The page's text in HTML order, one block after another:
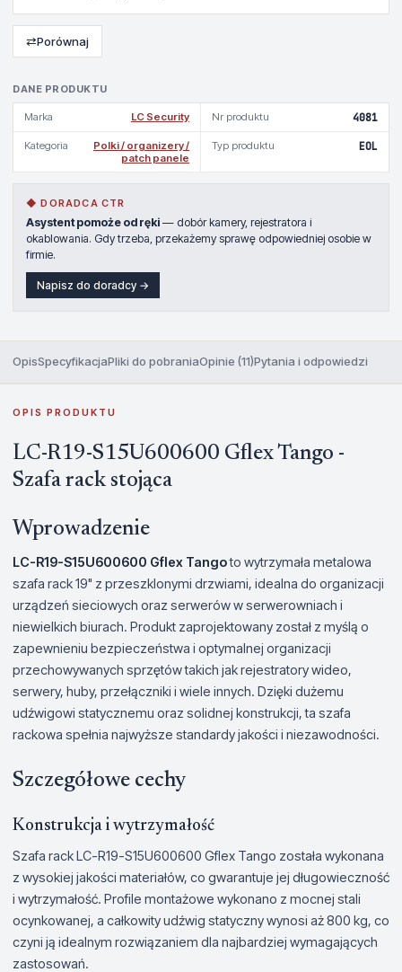
DANE PRODUKTU
Marka LC Security Nr produktu 4081
Kategoria
Polki / organizery /
patch panele
Typ produktu EOL
◆ DORADCA CTR
Asystent pomoże od ręki — dobór kamery, rejestratora i
okablowania. Gdy trzeba, przekażemy sprawę odpowiedniej osobie w
firmie.
Napisz do doradcy →
⇄Porównaj
OpisSpecyfikacjaPliki do pobraniaOpinie (11)Pytania i odpowiedzi
OPIS PRODUKTU
LC-R19-S15U600600 Gflex Tango -
Szafa rack stojąca
Wprowadzenie
LC-R19-S15U600600 Gflex Tangoto wytrzymała metalowa
szafa rack 19" z przeszklonymi drzwiami, idealna do organizacji
urządzeń sieciowych oraz serwerów w serwerowniach i
niewielkich biurach. Produkt zaprojektowany został z myślą o
zapewnieniu bezpieczeństwa i optymalnej organizacji
przechowywanych sprzętów takich jak rejestratory wideo,
serwery, huby, przełączniki i wiele innych. Dzięki dużemu
udźwigowi statycznemu oraz solidnej konstrukcji, ta szafa
rackowa spełnia najwyższe standardy jakości i niezawodności.
Szczegółowe cechy
Konstrukcja i wytrzymałość
Szafa rack LC-R19-S15U600600 Gflex Tango została wykonana
z wysokiej jakości materiałów, co gwarantuje jej długowieczność
i wytrzymałość. Profile montażowe wykonano z mocnej stali
ocynkowanej, a całkowity udźwig statyczny wynosi aż 800 kg, co
czyni ją idealnym rozwiązaniem dla najbardziej wymagających
zastosowań.